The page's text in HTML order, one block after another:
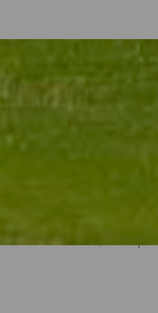
Golf tutto l'anno
Giocare a golf nelle Isole
mare sullo sfondo e disputare
condizioni simili. La maggior
caddy e istruttori di ogni livello.
usufruire di ristoranti, bar e